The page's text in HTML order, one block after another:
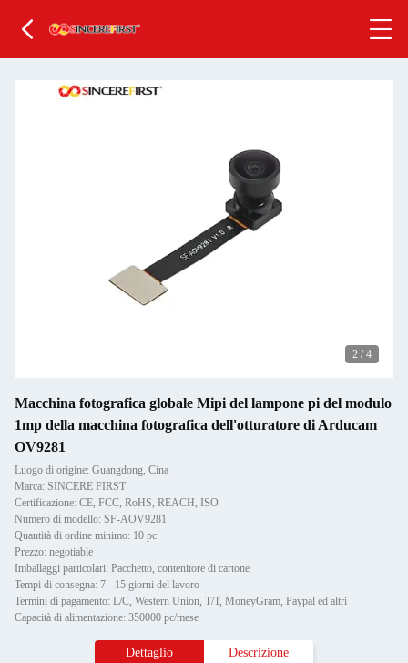
2 / 4
Macchina fotografica globale Mipi del lampone pi del modulo
1mp della macchina fotografica dell'otturatore di Arducam
OV9281
Luogo di origine: Guangdong, Cina
Marca: SINCERE FIRST
Certificazione: CE, FCC, RoHS, REACH, ISO
Numero di modello: SF-AOV9281
Quantità di ordine minimo: 10 pc
Prezzo: negotiable
Imballaggi particolari: Pacchetto, contenitore di cartone
Tempi di consegna: 7 - 15 giorni del lavoro
Termini di pagamento: L/C, Western Union, T/T, MoneyGram, Paypal ed altri
Capacità di alimentazione: 350000 pc/mese
Dettaglio Descrizione